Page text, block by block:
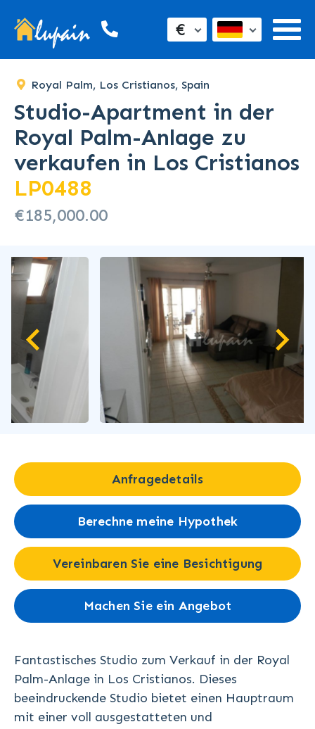
€
Royal Palm, Los Cristianos, Spain
Studio-Apartment in der
Royal Palm-Anlage zu
verkaufen in Los Cristianos
LP0488
€185,000.00
Anfragedetails
Berechne meine Hypothek
Vereinbaren Sie eine Besichtigung
Machen Sie ein Angebot
Fantastisches Studio zum Verkauf in der Royal
Palm-Anlage in Los Cristianos. Dieses
beeindruckende Studio bietet einen Hauptraum
mit einer voll ausgestatteten und